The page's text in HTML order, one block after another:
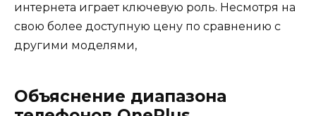
интернета играет ключевую роль. Несмотря на
свою более доступную цену по сравнению с
другими моделями,
Объяснение диапазона